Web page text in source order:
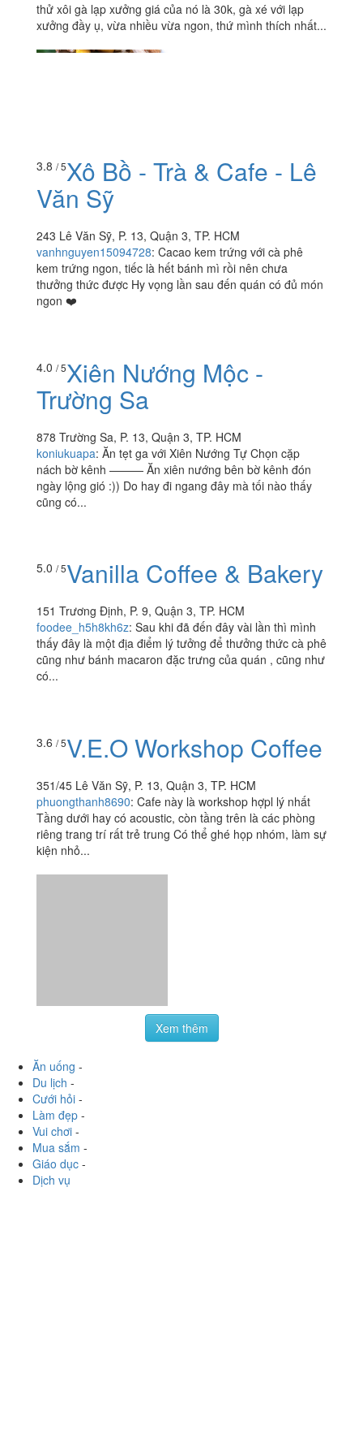
thử xôi gà lạp xưởng giá của nó là 30k, gà xé với lạp
xưởng đầy ụ, vừa nhiều vừa ngon, thứ mình thích nhất...
3.8 / 5Xô Bồ - Trà & Cafe - Lê
Văn Sỹ
243 Lê Văn Sỹ, P. 13, Quận 3, TP. HCM
vanhnguyen15094728: Cacao kem trứng với cà phê
kem trứng ngon, tiếc là hết bánh mì rồi nên chưa
thưởng thức được Hy vọng lần sau đến quán có đủ món
ngon ❤️
4.0 / 5Xiên Nướng Mộc -
Trường Sa
878 Trường Sa, P. 13, Quận 3, TP. HCM
koniukuapa: Ăn tẹt ga với Xiên Nướng Tự Chọn cặp
nách bờ kênh ——— Ăn xiên nướng bên bờ kênh đón
ngày lộng gió :)) Do hay đi ngang đây mà tối nào thấy
cũng có...
5.0 / 5Vanilla Coffee & Bakery
151 Trương Định, P. 9, Quận 3, TP. HCM
foodee_h5h8kh6z: Sau khi đã đến đây vài lần thì mình
thấy đây là một địa điểm lý tưởng để thưởng thức cà phê
cũng như bánh macaron đặc trưng của quán , cũng như
có...
3.6 / 5V.E.O Workshop Coffee
351/45 Lê Văn Sỹ, P. 13, Quận 3, TP. HCM
phuongthanh8690: Cafe này là workshop hợpl lý nhất
Tầng dưới hay có acoustic, còn tầng trên là các phòng
riêng trang trí rất trẻ trung Có thể ghé họp nhóm, làm sự
kiện nhỏ...
Xem thêm
Ăn uống -
Du lịch -
Cưới hỏi -
Làm đẹp -
Vui chơi -
Mua sắm -
Giáo dục -
Dịch vụ